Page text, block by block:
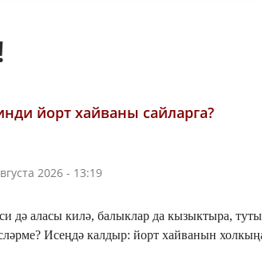
йорт хайваны сайларга?
2026 - 13:19
дә аласы килә, балыклар да кызыктыра,
Исеңдә калдыр: йорт хайванын